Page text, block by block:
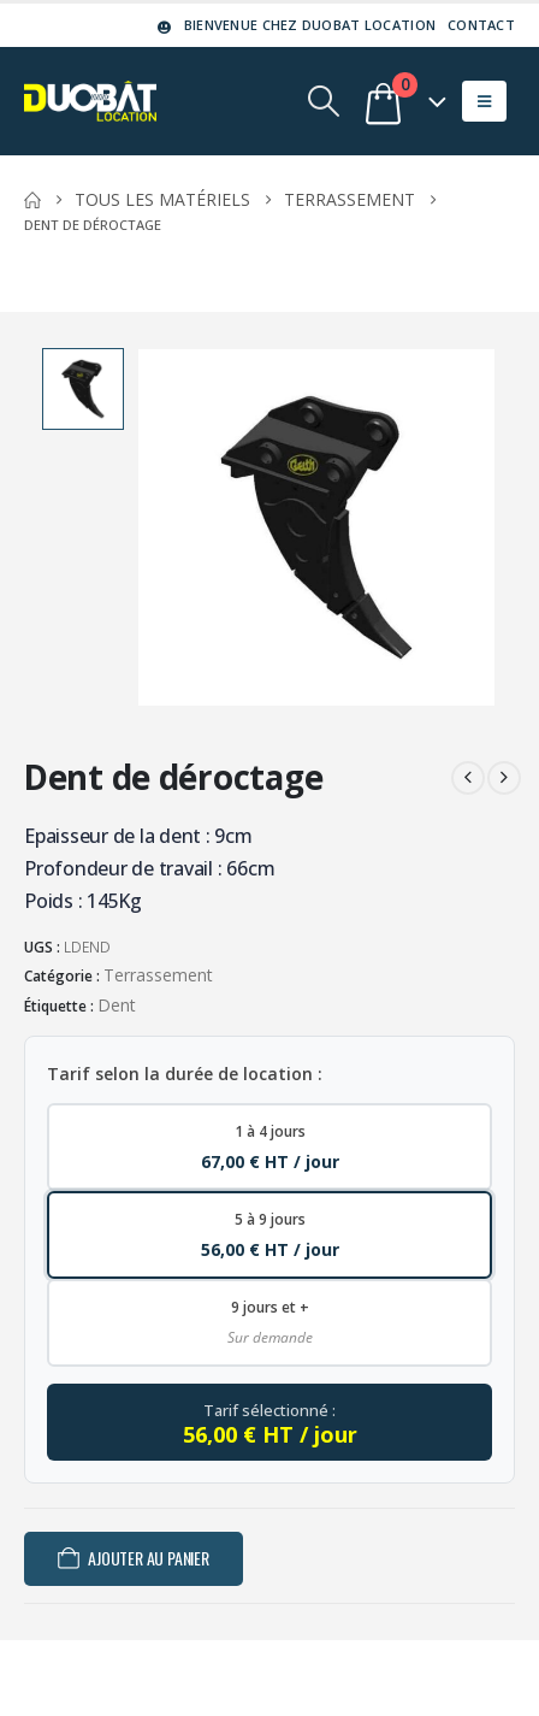
BIENVENUE CHEZ DUOBAT LOCATION CONTACT
0
TOUS LES MATÉRIELS TERRASSEMENT
DENT DE DÉROCTAGE
Dent de déroctage
Epaisseur de la dent : 9cm
Profondeur de travail : 66cm
Poids : 145Kg
UGS : LDEND
Catégorie : Terrassement
Étiquette : Dent
Tarif selon la durée de location :
1 à 4 jours
67,00 € HT / jour
5 à 9 jours
56,00 € HT / jour
9 jours et +
Sur demande
Tarif sélectionné :
56,00 € HT / jour
AJOUTER AU PANIER